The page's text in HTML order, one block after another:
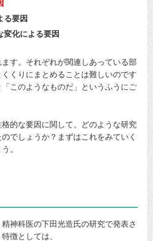
る要因
変化による要因
す。それぞれが関連しあっている部
くりにまとめることは難しいのです
このようなものだ」というふうにご
的な要因に関して、どのような研究
でしょうか？まずはこれをみていく
。
精神科医の下田光造氏の研究で発表さ
徴としては、